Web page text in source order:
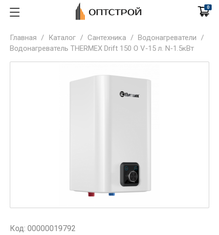
0
Главная / Каталог / Сантехника / Водонагреватели /
Водонагреватель THERMEX Drift 150 O V-15 л. N-1.5кВт
Код: 00000019792